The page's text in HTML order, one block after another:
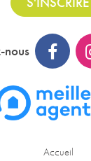
nous
Accueil